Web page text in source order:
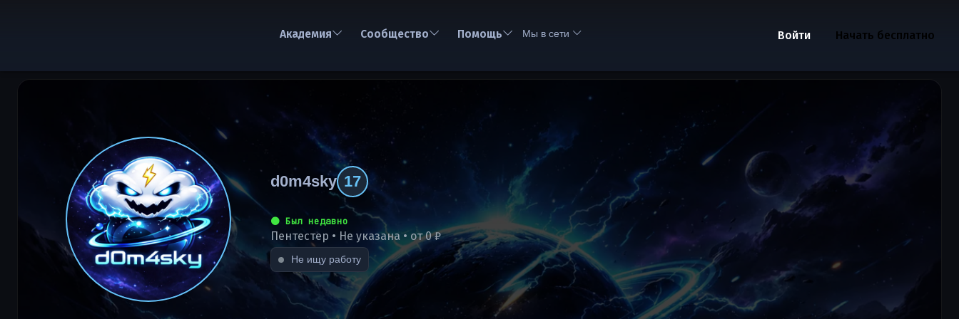
Академия Сообщество Помощь Мы в сети Войти Начать бесплатно
d0m4sky 17
⚫ Был недавно
Пентестер • Не указана • от 0 ₽
Не ищу работу